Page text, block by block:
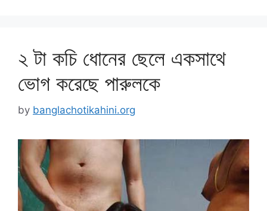
২ টা কচি ধোনের ছেলে একসাথে
ভোগ করেছে পারুলকে
by banglachotikahini.org